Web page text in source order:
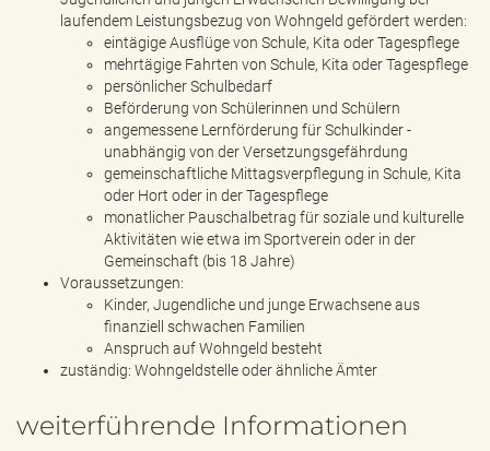
laufendem Leistungsbezug von Wohngeld gefördert werden:
eintägige Ausflüge von Schule, Kita oder Tagespflege
mehrtägige Fahrten von Schule, Kita oder Tagespflege
persönlicher Schulbedarf
Beförderung von Schülerinnen und Schülern
angemessene Lernförderung für Schulkinder -
unabhängig von der Versetzungsgefährdung
gemeinschaftliche Mittagsverpflegung in Schule, Kita
oder Hort oder in der Tagespflege
monatlicher Pauschalbetrag für soziale und kulturelle
Aktivitäten wie etwa im Sportverein oder in der
Gemeinschaft (bis 18 Jahre)
Voraussetzungen:
Kinder, Jugendliche und junge Erwachsene aus
finanziell schwachen Familien
Anspruch auf Wohngeld besteht
zuständig: Wohngeldstelle oder ähnliche Ämter
weiterführende Informationen